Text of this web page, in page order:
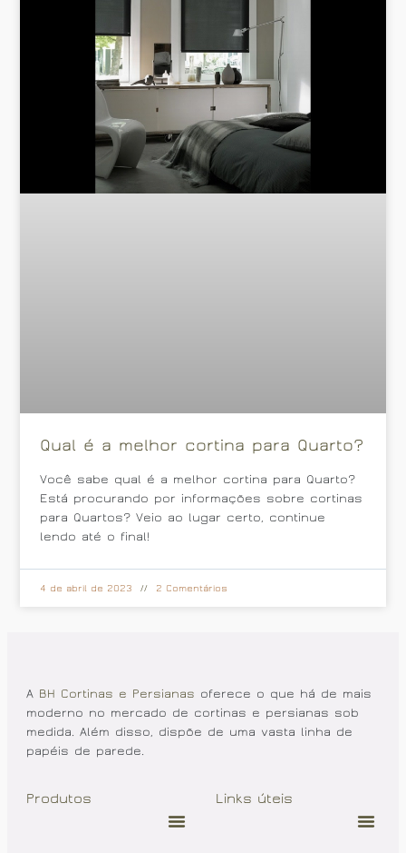
Qual é a melhor cortina para Quarto?
Você sabe qual é a melhor cortina para Quarto?
Está procurando por informações sobre cortinas
para Quartos? Veio ao lugar certo, continue
lendo até o final!
4 de abril de 2023 2 Comentários
A BH Cortinas e Persianas oferece o que há de mais
moderno no mercado de cortinas e persianas sob
medida. Além disso, dispõe de uma vasta linha de
papéis de parede.
Produtos Links úteis